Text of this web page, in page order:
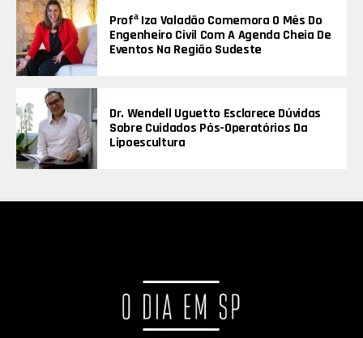
Profª Iza Valadão Comemora O Mês Do
Engenheiro Civil Com A Agenda Cheia De
Eventos Na Região Sudeste
Dr. Wendell Uguetto Esclarece Dúvidas
Sobre Cuidados Pós-Operatórios Da
Lipoescultura